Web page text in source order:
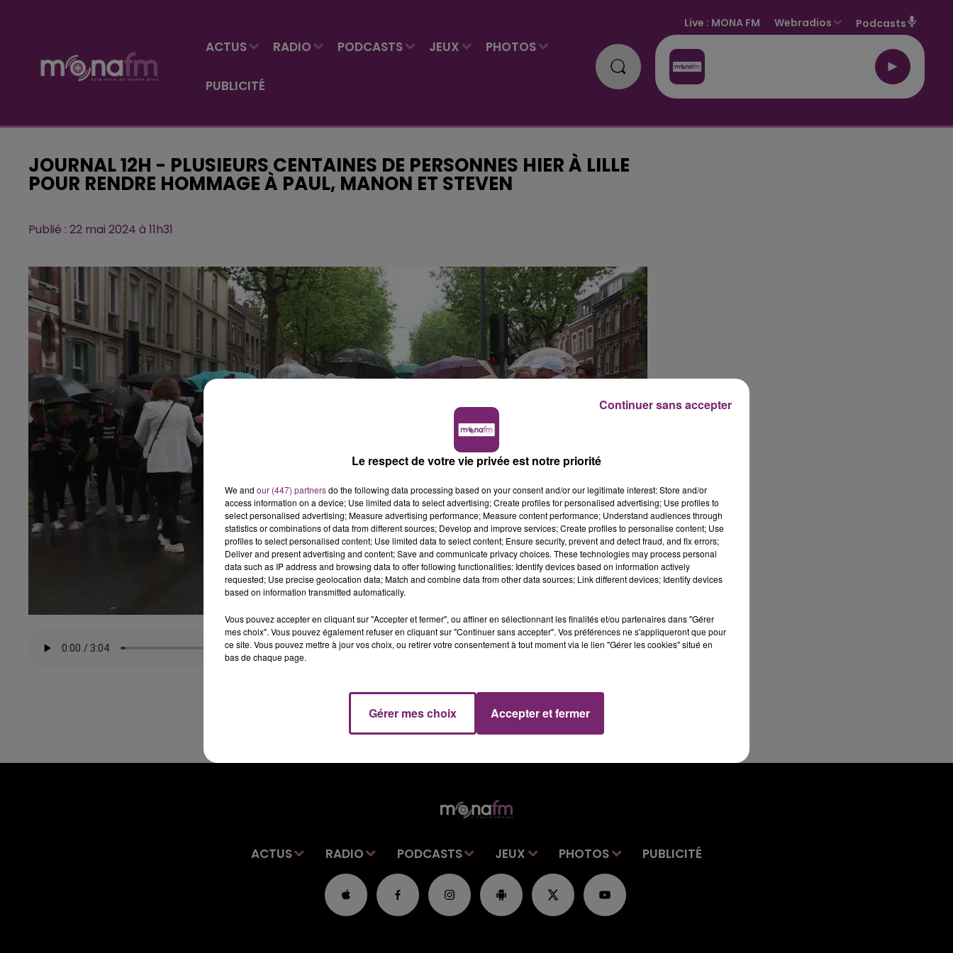
ACTUS RADIO PODCASTS JEUX PHOTOS
PUBLICITÉ
Live : MONA FM Webradios Podcasts
JOURNAL 12H - PLUSIEURS CENTAINES DE PERSONNES HIER À LILLE
POUR RENDRE HOMMAGE À PAUL, MANON ET STEVEN
Publié : 22 mai 2024 à 11h31
ACTUS RADIO PODCASTS JEUX PHOTOS PUBLICITÉ
Le respect de votre vie privée est notre priorité
We and our (447) partnersdo the following data processing based on your consent and/or our legitimate interest: Store and/or
access information on a device; Use limited data to select advertising; Create profiles for personalised advertising; Use profiles to
select personalised advertising; Measure advertising performance; Measure content performance; Understand audiences through
statistics or combinations of data from different sources; Develop and improve services; Create profiles to personalise content; Use
profiles to select personalised content; Use limited data to select content; Ensure security, prevent and detect fraud, and fix errors;
Deliver and present advertising and content; Save and communicate privacy choices. These technologies may process personal
data such as IP address and browsing data to offer following functionalities: Identify devices based on information actively
requested; Use precise geolocation data; Match and combine data from other data sources; Link different devices; Identify devices
based on information transmitted automatically.
Vous pouvez accepter en cliquant sur "Accepter et fermer", ou affiner en sélectionnant les finalités et/ou partenaires dans "Gérer
mes choix". Vous pouvez également refuser en cliquant sur "Continuer sans accepter". Vos préférences ne s'appliqueront que pour
ce site. Vous pouvez mettre à jour vos choix, ou retirer votre consentement à tout moment via le lien "Gérer les cookies" situé en
bas de chaque page.
Gérer mes choix Accepter et fermer
Continuer sans accepter